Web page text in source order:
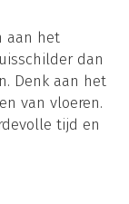
aan het
dan
Denk aan het
van vloeren.
tijd en